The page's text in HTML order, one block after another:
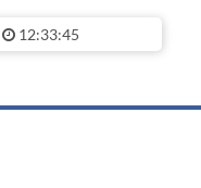
12:33:45